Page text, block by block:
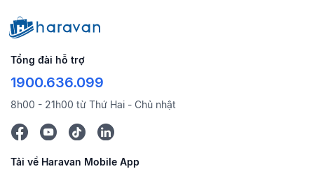
Tổng đài hỗ trợ
1900.636.099
8h00 - 21h00 từ Thứ Hai - Chủ nhật
Tải về Haravan Mobile App